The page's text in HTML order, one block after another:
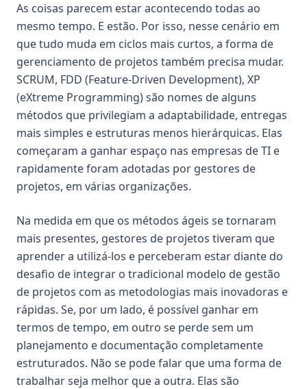
As coisas parecem estar acontecendo todas ao
mesmo tempo. E estão. Por isso, nesse cenário em
que tudo muda em ciclos mais curtos, a forma de
gerenciamento de projetos também precisa mudar.
SCRUM, FDD (Feature-Driven Development), XP
(eXtreme Programming) são nomes de alguns
métodos que privilegiam a adaptabilidade, entregas
mais simples e estruturas menos hierárquicas. Elas
começaram a ganhar espaço nas empresas de TI e
rapidamente foram adotadas por gestores de
projetos, em várias organizações.
Na medida em que os métodos ágeis se tornaram
mais presentes, gestores de projetos tiveram que
aprender a utilizá-los e perceberam estar diante do
desafio de integrar o tradicional modelo de gestão
de projetos com as metodologias mais inovadoras e
rápidas. Se, por um lado, é possível ganhar em
termos de tempo, em outro se perde sem um
planejamento e documentação completamente
estruturados. Não se pode falar que uma forma de
trabalhar seja melhor que a outra. Elas são